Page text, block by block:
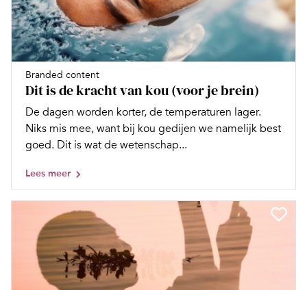
Branded content
Dit is de kracht van kou (voor je brein)
De dagen worden korter, de temperaturen lager.
Niks mis mee, want bij kou gedijen we namelijk best
goed. Dit is wat de wetenschap...
Lees meer